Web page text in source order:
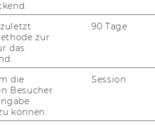
ACCREDITED
zur
das
90 Tage
die
Besucher
können.
Session